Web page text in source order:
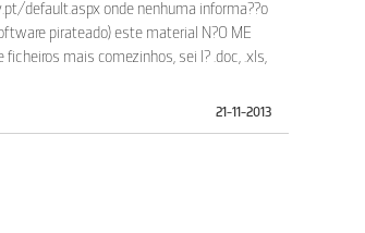
default.aspx onde nenhuma informa??o
pirateado) este material N?O ME
mais comezinhos, sei l? .doc, .xls,
21-11-2013